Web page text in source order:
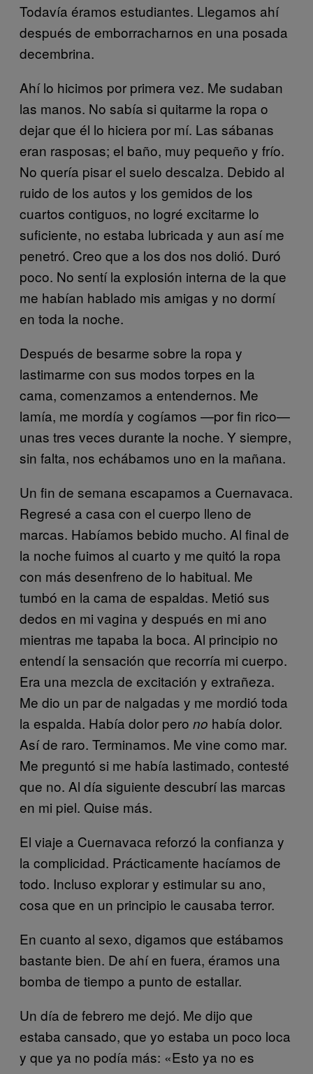
Todavía éramos estudiantes. Llegamos ahí
después de emborracharnos en una posada
decembrina.
Ahí lo hicimos por primera vez. Me sudaban
las manos. No sabía si quitarme la ropa o
dejar que él lo hiciera por mí. Las sábanas
eran rasposas; el baño, muy pequeño y frío.
No quería pisar el suelo descalza. Debido al
ruido de los autos y los gemidos de los
cuartos contiguos, no logré excitarme lo
suficiente, no estaba lubricada y aun así me
penetró. Creo que a los dos nos dolió. Duró
poco. No sentí la explosión interna de la que
me habían hablado mis amigas y no dormí
en toda la noche.
Después de besarme sobre la ropa y
lastimarme con sus modos torpes en la
cama, comenzamos a entendernos. Me
lamía, me mordía y cogíamos —por fin rico—
unas tres veces durante la noche. Y siempre,
sin falta, nos echábamos uno en la mañana.
Un fin de semana escapamos a Cuernavaca.
Regresé a casa con el cuerpo lleno de
marcas. Habíamos bebido mucho. Al final de
la noche fuimos al cuarto y me quitó la ropa
con más desenfreno de lo habitual. Me
tumbó en la cama de espaldas. Metió sus
dedos en mi vagina y después en mi ano
mientras me tapaba la boca. Al principio no
entendí la sensación que recorría mi cuerpo.
Era una mezcla de excitación y extrañeza.
Me dio un par de nalgadas y me mordió toda
la espalda. Había dolor pero no había dolor.
Así de raro. Terminamos. Me vine como mar.
Me preguntó si me había lastimado, contesté
que no. Al día siguiente descubrí las marcas
en mi piel. Quise más.
El viaje a Cuernavaca reforzó la confianza y
la complicidad. Prácticamente hacíamos de
todo. Incluso explorar y estimular su ano,
cosa que en un principio le causaba terror.
En cuanto al sexo, digamos que estábamos
bastante bien. De ahí en fuera, éramos una
bomba de tiempo a punto de estallar.
Un día de febrero me dejó. Me dijo que
estaba cansado, que yo estaba un poco loca
y que ya no podía más: «Esto ya no es